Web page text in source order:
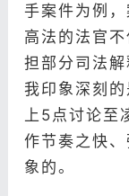
手案件为例
高法的法官
担部分司法
我印象深刻
上5点讨论
作节奏之快
象的。